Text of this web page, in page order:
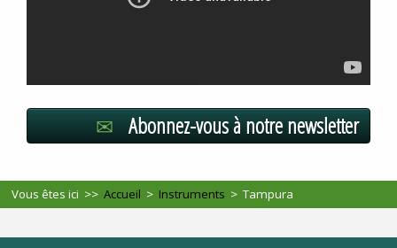
Abonnez-vous à notre newsletter
Vous êtes ici >>Accueil > Instruments >Tampura